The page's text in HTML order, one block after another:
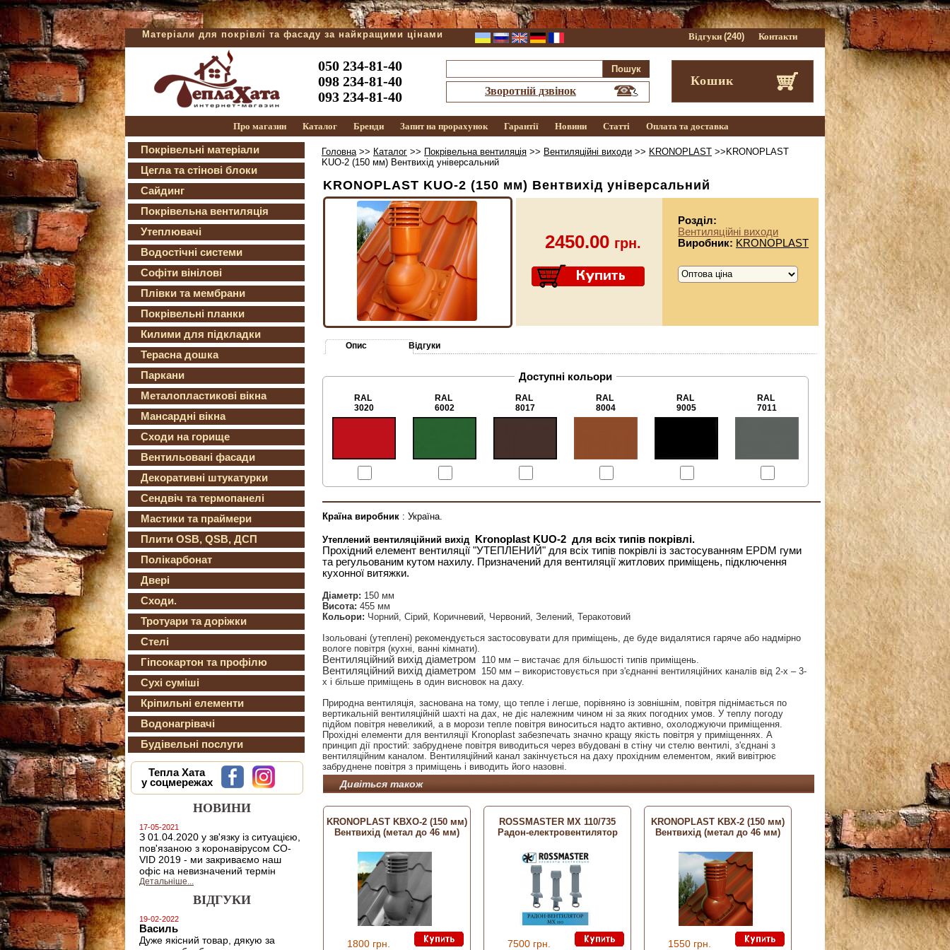
Матеріали для покрівлі та фасаду за найкращими цінами Відгуки (240) Контакти
050 234-81-40
098 234-81-40
093 234-81-40
Зворотній дзвінок
Кошик
Про магазин Каталог Бренди Запит на прорахунок Гарантії Новини Статті Оплата та доставка
Покрівельні матеріали
Цегла та стінові блоки
Сайдинг
Покрівельна вентиляція
Утеплювачі
Водостічні системи
Софіти вінілові
Плівки та мембрани
Покрівельні планки
Килими для підкладки
Терасна дошка
Паркани
Металопластикові вікна
Мансардні вікна
Сходи на горище
Вентильовані фасади
Декоративні штукатурки
Сендвіч та термопанелі
Мастики та праймери
Плити OSB, QSB, ДСП
Полікарбонат
Двері
Сходи.
Тротуари та доріжки
Стелі
Гіпсокартон та профілю
Сухі суміші
Кріпильні елементи
Водонагрівачі
Будівельні послуги
Тепла Хата
у соцмережах
НОВИНИ
17-05-2021
З 01.04.2020 у зв'язку із ситуацією,
пов'язаною з коронавірусом CO-
VID 2019 - ми закриваємо наш
офіс на невизначений термін
Детальніше...
ВІДГУКИ
19-02-2022
Василь
Дуже якісний товар, дякую за
Головна>> Каталог >> Покрівельна вентиляція >> Вентиляційні виходи >> KRONOPLAST >>KRONOPLAST
KUО-2 (150 мм) Вентвихід універсальний
KRONOPLAST KUО-2 (150 мм) Вентвихід універсальний
2450.00 грн.
Розділ:
Вентиляційні виходи
Виробник: KRONOPLAST
Опис Відгуки
Доступні кольори
RAL
3020
RAL
6002
RAL
8017
RAL
8004
RAL
9005
RAL
7011
Країна виробник : Україна.
Утеплений вентиляційний вихід Kronoplast KUО-2 для всіх типів покрівлі.
Прохідний елемент вентиляції "УТЕПЛЕНИЙ" для всіх типів покрівлі із застосуванням EPDM гуми
та регульованим кутом нахилу. Призначений для вентиляції житлових приміщень, підключення
кухонної витяжки.
Діаметр: 150 мм
Висота: 455 мм
Кольори: Чорний, Сірий, Коричневий, Червоний, Зелений, Теракотовий
Ізольовані (утеплені) рекомендується застосовувати для приміщень, де буде видалятися гаряче або надмірно
вологе повітря (кухні, ванні кімнати).
Вентиляційний вихід діаметром 110 мм – вистачає для більшості типів приміщень.
Вентиляційний вихід діаметром 150 мм – використовується при з'єднанні вентиляційних каналів від 2-х – 3-
х і більше приміщень в один висновок на даху.
Природна вентиляція, заснована на тому, що тепле і легше, порівняно із зовнішнім, повітря піднімається по
вертикальній вентиляційній шахті на дах, не діє належним чином ні за яких погодних умов. У теплу погоду
підйом повітря невеликий, а в морози тепле повітря виноситься надто активно, охолоджуючи приміщення.
Прохідні елементи для вентиляції Kronoplast забезпечать значно кращу якість повітря у приміщеннях. А
принцип дії простий: забруднене повітря виводиться через вбудовані в стіну чи стелю вентилі, з'єднані з
вентиляційним каналом. Вентиляційний канал закінчується на даху прохідним елементом, який вивітрює
забруднене повітря з приміщень і виводить його назовні.
Дивіться також
KRONOPLAST KBХО-2 (150 мм)
Вентвихід (метал до 46 мм)
1800 грн.
ROSSMASTER МХ 110/735
Радон-електровентилятор
7500 грн.
KRONOPLAST KBХ-2 (150 мм)
Вентвихід (метал до 46 мм)
1550 грн.